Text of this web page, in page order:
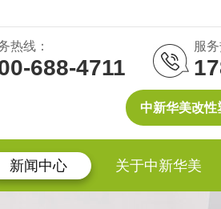
中新华美改性
热线：
688-4711
服务
新闻中心 关于中新华美